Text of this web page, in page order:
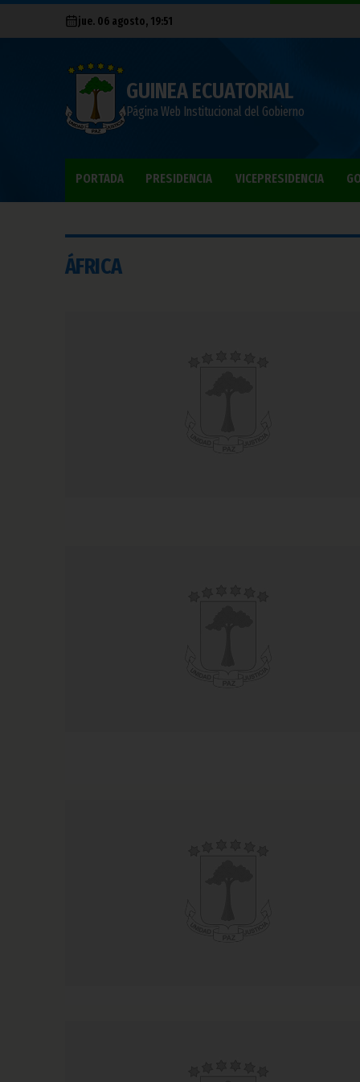
jue. 06 agosto, 19:51
GUINEA ECUATORIAL
Página Web Institucional del Gobierno
PORTADA PRESIDENCIA VICEPRESIDENCIA
ÁFRICA